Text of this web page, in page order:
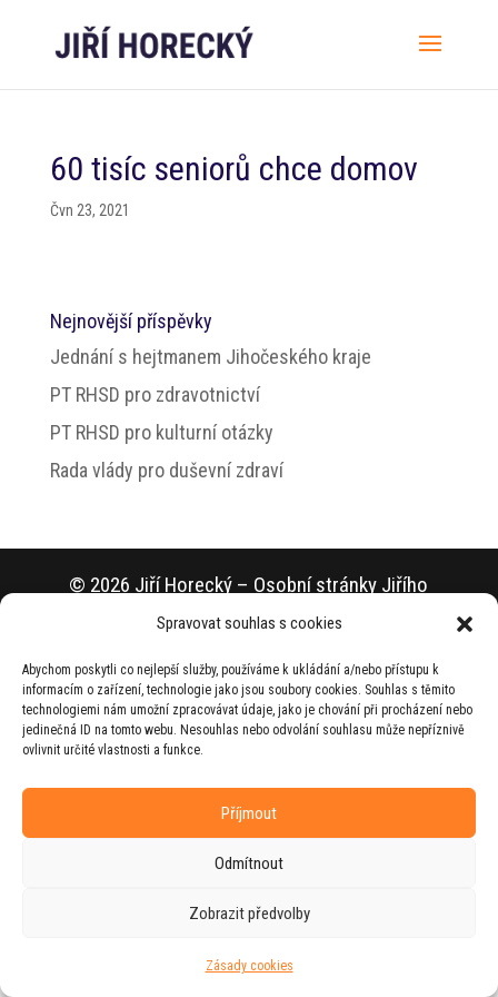
Spravovat souhlas s cookies
Abychom poskytli co nejlepší služby, používáme k ukládání a/nebo přístupu k
informacím o zařízení, technologie jako jsou soubory cookies. Souhlas s těmito
technologiemi nám umožní zpracovávat údaje, jako je chování při procházení nebo
jedinečná ID na tomto webu. Nesouhlas nebo odvolání souhlasu může nepříznivě
ovlivnit určité vlastnosti a funkce.
Příjmout
Odmítnout
Zobrazit předvolby
Zásady cookies
60 tisíc seniorů chce domov
Čvn 23, 2021
Nejnovější příspěvky
Jednání s hejtmanem Jihočeského kraje
PT RHSD pro zdravotnictví
PT RHSD pro kulturní otázky
Rada vlády pro duševní zdraví
© 2026 Jiří Horecký – Osobní stránky Jiřího
Horeckého
agenturouZEST BRAND.